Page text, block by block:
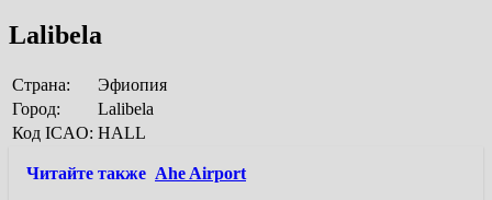
Lalibela
Страна:
Эфиопия
Город:
Lalibela
Код ICAO: HALL
Читайте также Ahe Airport